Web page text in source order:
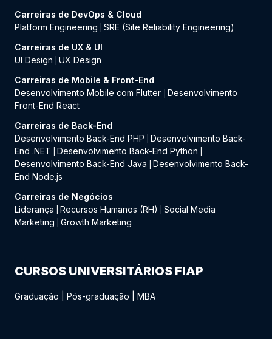
Carreiras de DevOps & Cloud
Platform Engineering
SRE (Site Reliability Engineering)
Carreiras de UX & UI
UI Design
UX Design
Carreiras de Mobile & Front-End
Desenvolvimento Mobile com Flutter
Desenvolvimento
Front-End React
Carreiras de Back-End
Desenvolvimento Back-End PHP
Desenvolvimento Back-
End .NET
Desenvolvimento Back-End Python
Desenvolvimento Back-End Java
Desenvolvimento Back-
End Node.js
Carreiras de Negócios
Liderança
Recursos Humanos (RH)
Social Media
Marketing
Growth Marketing
CURSOS UNIVERSITÁRIOS FIAP
Graduação Pós-graduação MBA